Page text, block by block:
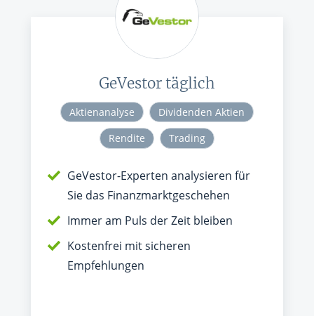
GeVestor täglich
Aktienanalyse
Dividenden Aktien
Rendite
Trading
GeVestor-Experten analysieren für
Sie das Finanzmarktgeschehen
Immer am Puls der Zeit bleiben
Kostenfrei mit sicheren
Empfehlungen